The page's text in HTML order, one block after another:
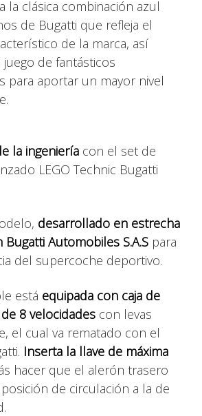
la clásica combinación azul
de Bugatti que refleja el
de la marca, así
de fantásticos
para aportar un mayor nivel
la ingeniería con el set de
LEGO Technic Bugatti
desarrollado en estrecha
Automobiles S.A.S para
del supercoche deportivo.
está equipada con caja de
8 velocidades con levas
el cual va rematado con el
Inserta la llave de máxima
hacer que el alerón trasero
de circulación a la de